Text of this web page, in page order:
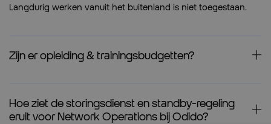
Langdurig werken vanuit het buitenland is niet toegestaan.
Zijn er opleiding & trainingsbudgetten?
Hoe ziet de storingsdienst en standby-regeling
eruit voor Network Operations bij Odido?